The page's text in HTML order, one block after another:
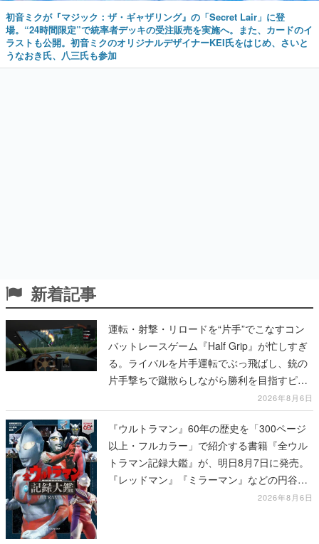
初音ミクが『マジック：ザ・ギャザリング』の「Secret Lair」に登
場。“24時間限定”で統率者デッキの受注販売を実施へ。また、カードのイ
ラストも公開。初音ミクのオリジナルデザイナーKEI氏をはじめ、さいと
うなおき氏、八三氏も参加
新着記事
運転・射撃・リロードを“片手”でこなすコン
バットレースゲーム『Half Grip』が忙しすぎ
る。ライバルを片手運転でぶっ飛ばし、銃の
片手撃ちで蹴散らしながら勝利を目指すピク
2026年8月6日
『ウルトラマン』60年の歴史を「300ページ
以上・フルカラー」で紹介する書籍『全ウル
トラマン記録大鑑』が、明日8月7日に発売。
『レッドマン』『ミラーマン』などの円谷特
2026年8月6日